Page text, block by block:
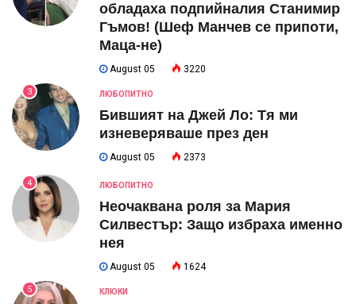
обладаха подпийналия Станимир
Гъмов! (Шеф Манчев се припоти,
Маца-не)
August 05 3220
3 ЛЮБОПИТНО
Бившият на Джей Ло: Тя ми
изневеряваше през ден
August 05 2373
4 ЛЮБОПИТНО
Неочаквана роля за Мария
Силвестър: Защо избраха именно
нея
August 05 1624
5 КЛЮКИ